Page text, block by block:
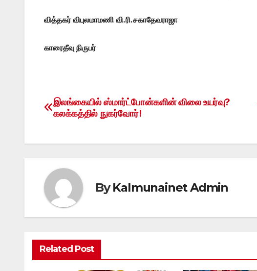
வித்தகர் விபுலமாமணி வி.ரி.சகாதேவராஜா
காரைதீவு நிருபர்
Post
இலங்கையில் ஸ்மார்ட்போன்களின் விலை உயர்வு?
கலக்கத்தில் நுகர்வோர்!
ByKalmunainet Admin
Related Post